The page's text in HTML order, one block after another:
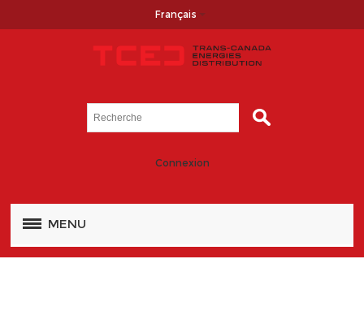
Français
Connexion
MENU